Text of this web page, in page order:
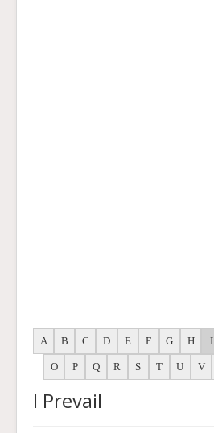
A B C D E F G H I
O P Q R S T U V
I Prevail